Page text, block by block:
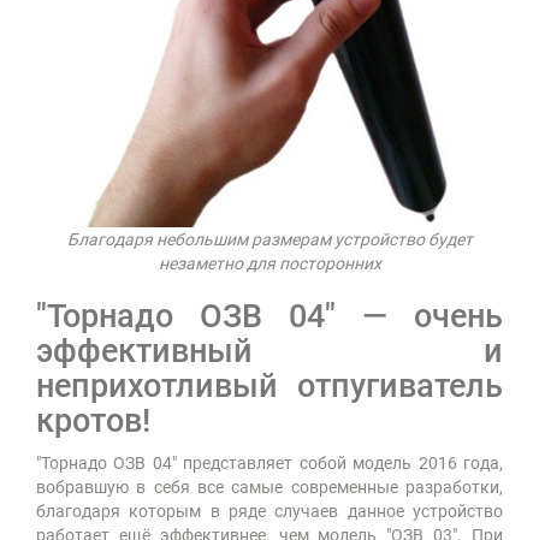
Благодаря небольшим размерам устройство будет
незаметно для посторонних
"Торнадо ОЗВ 04" — очень
эффективный и
неприхотливый отпугиватель
кротов!
"Торнадо ОЗВ 04" представляет собой модель 2016 года,
вобравшую в себя все самые современные разработки,
благодаря которым в ряде случаев данное устройство
работает ещё эффективнее, чем модель "ОЗВ 03". При